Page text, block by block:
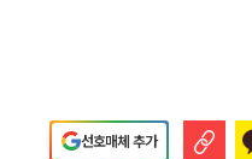
선호매체 추가